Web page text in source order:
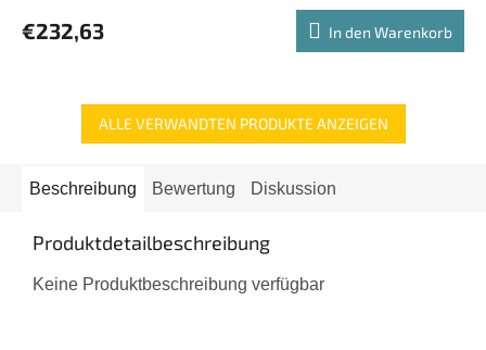
€232,63 In den Warenkorb
ALLE VERWANDTEN PRODUKTE ANZEIGEN
Beschreibung Bewertung Diskussion
Produktdetailbeschreibung
Keine Produktbeschreibung verfügbar